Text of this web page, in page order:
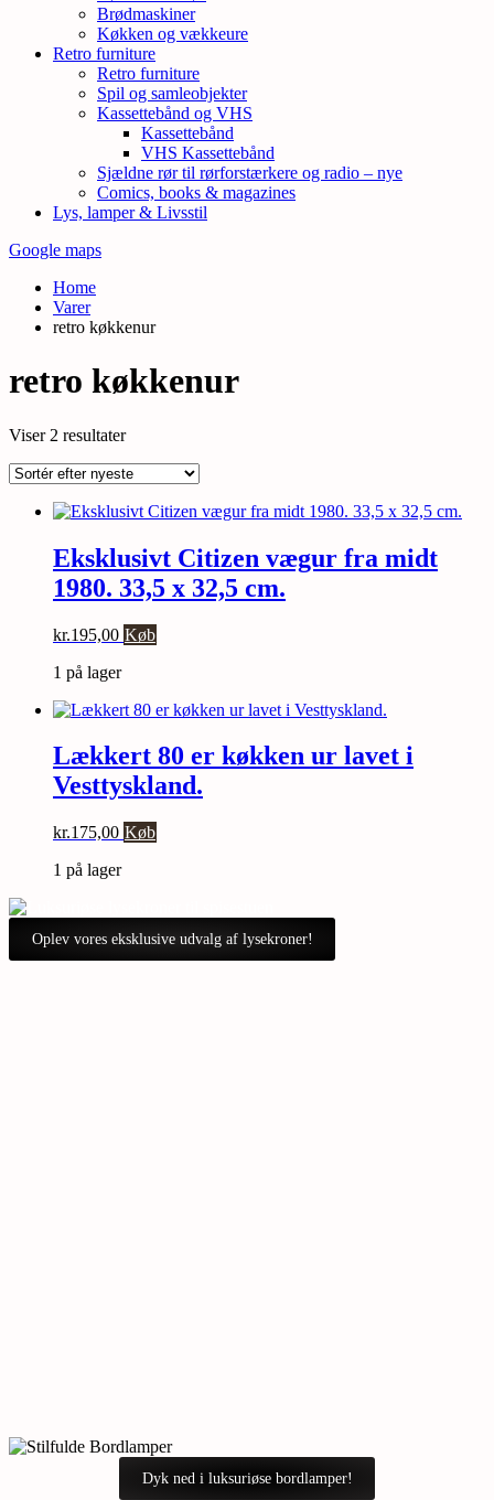
Brødmaskiner
Køkken og vækkeure
Retro furniture
Retro furniture
Spil og samleobjekter
Kassettebånd og VHS
Kassettebånd
VHS Kassettebånd
Sjældne rør til rørforstærkere og radio – nye
Comics, books & magazines
Lys, lamper & Livsstil
Google maps
Home
Varer
retro køkkenur
retro køkkenur
Viser 2 resultaterSorteret
seneste
Eksklusivt Citizen vægur fra midt
1980. 33,5 x 32,5 cm.
kr.195,00 Køb
1 på lager
Lækkert 80 er køkken ur lavet i
Vesttyskland.
kr.175,00 Køb
1 på lager
Oplev vores eksklusive udvalg af lysekroner!
Dyk ned i luksuriøse bordlamper!